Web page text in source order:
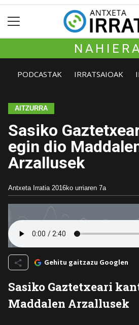
PODCASTAK IRRATSAIOAK
AITZURRA
Sasiko
egin dio
Arzallusek
Antxeta Irratia 2016ko urriaren 7a
Gehitu gaitzazu Googlen
Sasiko Gaztetxeari
Maddalen Arzallusek